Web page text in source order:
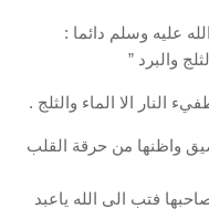
عليه وسلم دائما :
والبرد ”
النار الا الماء والثلج .
واظنها من حرقة القلب
فتب الى الله ياعبد